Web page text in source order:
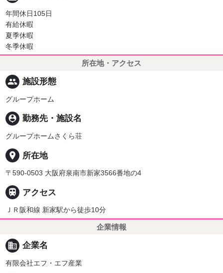
年間休日105日
有給休暇
夏季休暇
冬季休暇
所在地・アクセス
people 施設形態
グループホーム
person_pin 勤務先・施設名
グループホームさくら荘
place 所在地
〒590-0503 大阪府泉南市新家3566番地の4
 アクセス
ＪＲ阪和線 新家駅から徒歩10分
企業情報
business 企業名
有限会社エフ・エフ産業